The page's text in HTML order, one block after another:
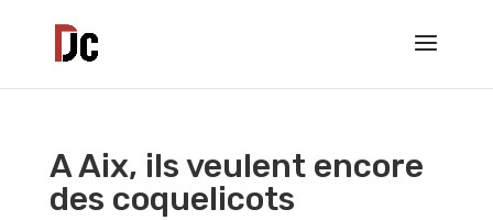
A Aix, ils veulent encore
des coquelicots